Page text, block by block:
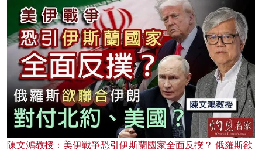
陳文鴻教授：美伊戰爭恐引伊斯蘭國家全面反撲？ 俄羅斯欲